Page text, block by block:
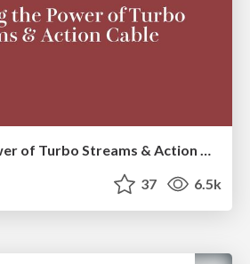
Exploring the Power of Turbo Streams & Action Cable | RailsConf2023
37 6.5k